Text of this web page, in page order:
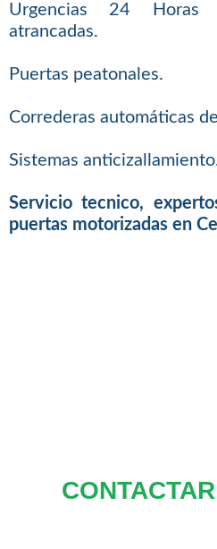
Urgencias 24 Horas
atrancadas.
Puertas peatonales.
Correderas automáticas
Sistemas
Servicio tecnico,
puertas motorizadas en